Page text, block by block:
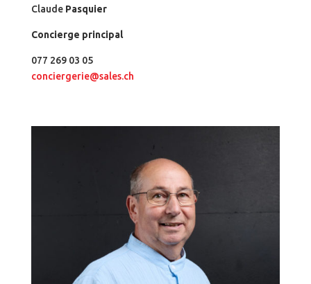
Claude Pasquier
Concierge principal
077 269 03 05
conciergerie@sales.ch